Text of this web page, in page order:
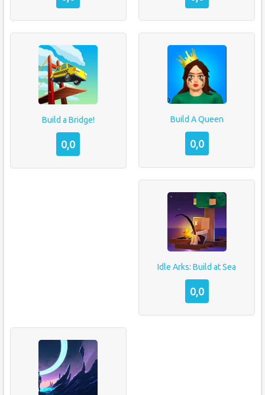
Build a Bridge!
0,0
Build A Queen
0,0
Idle Arks: Build at Sea
0,0